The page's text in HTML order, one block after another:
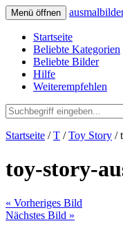
Menü öffnen
Startseite
Beliebte Kategorien
Beliebte Bilder
Hilfe
Weiterempfehlen
Startseite /T /Toy Story /
toy-story-
« Vorheriges Bild
Nächstes Bild »